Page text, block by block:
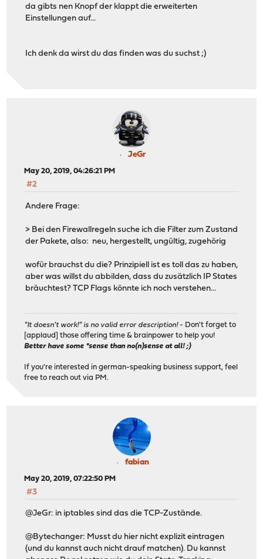
da gibts nen Knopf der klappt die erweiterten
Einstellungen auf...
Ich denk da wirst du das finden was du suchst ;)
JeGr
May 20, 2019, 04:26:21 PM
#2
Andere Frage:
> Bei den Firewallregeln suche ich die Filter zum Zustand
der Pakete, also: neu, hergestellt, ungültig, zugehörig
wofür brauchst du die? Prinzipiell ist es toll das zu haben,
aber was willst du abbilden, dass du zusätzlich IP States
bräuchtest? TCP Flags könnte ich noch verstehen...
"It doesn't work!" is no valid error description!- Don't forget to
[applaud] those offering time & brainpower to help you!
Better have some *sense than no(n)sense at all! ;)
If you're interested in german-speaking business support, feel
free to reach out via PM.
fabian
May 20, 2019, 07:22:50 PM
#3
@JeGr: in iptables sind das die TCP-Zustände.
@Bytechanger: Musst du hier nicht explizit eintragen
(und du kannst auch nicht drauf matchen). Du kannst